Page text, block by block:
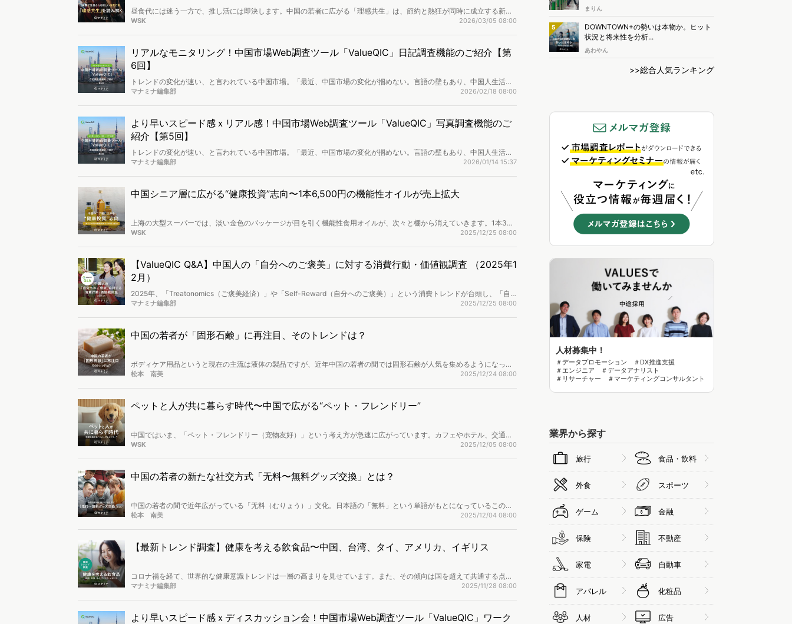
昼食代には迷う一方で、推し活には即決します。中国の若者に広がる「理感共生」は、節約と熱狂が同時に成立する新し
い消費合理性です。本稿はこの概念を手がかりに、なぜ日常支出には極端に慎重でありながら、体験や感情価値には大胆
の消費市場とマーケティング競争の軸をいかに変えつつあるのかを探ります。
WSK 2026/03/05 08:00
リアルなモニタリング！中国市場Web調査ツール「ValueQIC」日記調査機能のご紹介【第
6回】
トレンドの変化が速い、と言われている中国市場。「最近、中国市場の変化が掴めない。言語の壁もあり、中国人生活者
の生活実態がよくわからない。」という声も多く耳にします。Web調査ツール「ValueQIC（ヴァリュークイック）」な
の特徴を事例とともにご紹介します。
マナミナ編集部 2026/02/18 08:00
より早いスピード感ｘリアル感！中国市場Web調査ツール「ValueQIC」写真調査機能のご
紹介【第5回】
トレンドの変化が速い、と言われている中国市場。「最近、中国市場の変化が掴めない。言語の壁もあり、中国人生活者
の考え方がよくわからない。」という声も多く耳にします。従来の調査には1ヶ月以上の時間が必要ですが、Web調査ツー
することが可能です。第5回は、写真調査機能の特徴を事例とともにご紹介します。
マナミナ編集部 2026/01/14 15:37
中国シニア層に広がる“健康投資”志向〜1本6,500円の機能性オイルが売上拡大
上海の大型スーパーでは、淡い金色のパッケージが目を引く機能性食用オイルが、次々と棚から消えていきます。1本300
元（約6,500円）という高価格にもかかわらず、購入しているのは主に60〜70代のシニア層です。近年、中国ではジアシ
ドとして注目を集めています。
WSK 2025/12/25 08:00
【ValueQIC Q&A】中国人の「自分へのご褒美」に対する消費行動・価値観調査 （2025年1
2月）
2025年、「Treatonomics（ご褒美経済）」や「Self-Reward（自分へのご褒美）」という消費トレンドが台頭し、「自
分にはそれだけの価値がある」という心理や「頑張る自分を労わるためのラグジュアリー」を肯定する消費が世界中で広
費」に関する最新トレンドを把握、性別・世代別の消費傾向を調査しました。※本レポートは記事末尾のフォームから無
料でダウンロードいただけます。
マナミナ編集部 2025/12/25 08:00
中国の若者が「固形石鹸」に再注目、そのトレンドは？
ボディケア用品というと現在の主流は液体の製品ですが、近年中国の若者の間では固形石鹸が人気を集めるようになって
います。その背景には 、例えば、さまざまな市場において情緒的な消費トレンドが成長している中、石鹸のニーズにおい
この記事では、固形石鹸の消費が拡大している要因とその様子を紹介します。
松本 南美 2025/12/24 08:00
ペットと人が共に暮らす時代〜中国で広がる“ペット・フレンドリー”
中国ではいま、「ペット・フレンドリー（宠物友好）」という考え方が急速に広がっています。カフェやホテル、交通機
関からオンラインプラットフォームまで、人とペットが共に過ごすことを前提にしたサービスが次々と登場しています。
しいテクノロジーの動きをたどっていきます。
WSK 2025/12/05 08:00
中国の若者の新たな社交方式「无料〜無料グッズ交換」とは？
中国の若者の間で近年広がっている「无料（むりょう）」文化。日本語の「無料」という単語がもとになっているこの言
葉は、コンサート、音楽フェス、映画祭、ミュージカルなどといったオフラインのリアルなイベントの場において、ファ
背景と共に人々がどんなグッズをどのように交換してこの体験から何を得ているのかを紹介します。
松本 南美 2025/12/04 08:00
【最新トレンド調査】健康を考える飲食品〜中国、台湾、タイ、アメリカ、イギリス
コロナ禍を経て、世界的な健康意識トレンドは一層の高まりを見せています。また、その傾向は国を超えて共通する点が
多く見られます。本レポートでは、中国、台湾、タイ、アメリカ、イギリスにフォーカスし、各国ごとの健康×飲食品ト
た。海外消費者のニーズや価値観を把握し、インバウンド戦略にご活用頂ける内容となっています。※本レポートは記事
末尾のフォームから無料でダウンロードいただけます。
マナミナ編集部 2025/11/28 08:00
より早いスピード感ｘディスカッション会！中国市場Web調査ツール「ValueQIC」ワーク
まりん
5
DOWNTOWN+の勢いは本物か。ヒット
状況と将来性を分析...
あわやん
>>総合人気ランキング
人材募集中！
＃データプロモーション ＃DX推進支援
＃エンジニア ＃データアナリスト
＃リサーチャー ＃マーケティングコンサルタント
業界から探す
旅行 食品・飲料
外食 スポーツ
ゲーム 金融
保険 不動産
家電 自動車
アパレル 化粧品
人材 広告